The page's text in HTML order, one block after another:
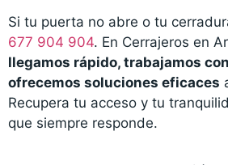
Si tu puerta no abre o tu
677 904 904. En Cerrajeros en
llegamos rápido, trabajamos
ofrecemos soluciones eficaces
Recupera tu acceso y tu
que siempre responde.